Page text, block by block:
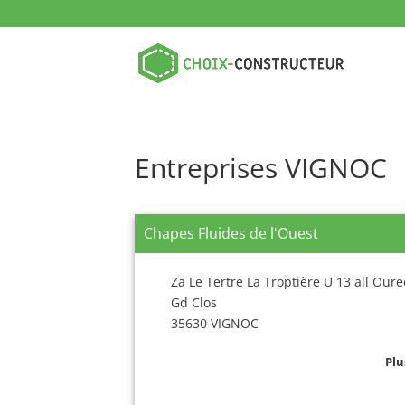
Entreprises VIGNOC
Chapes Fluides de l'Ouest
Za Le Tertre La Troptière U 13 all
Gd Clos
35630 VIGNOC